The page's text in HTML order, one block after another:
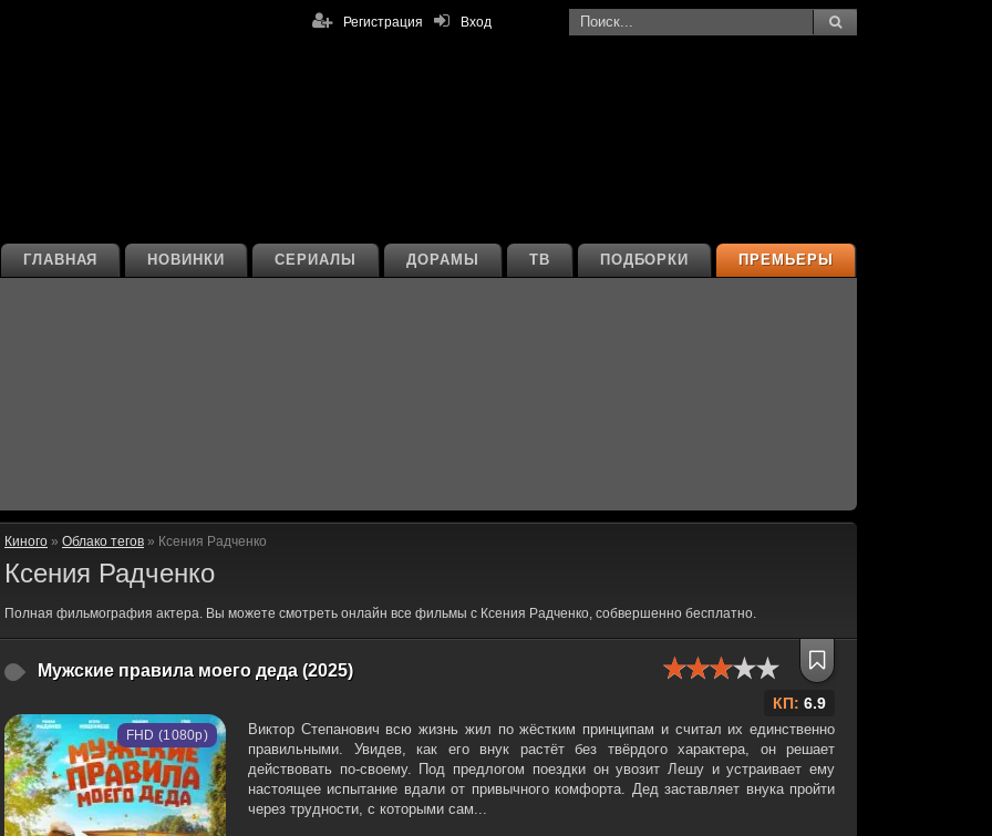
Вход
Регистрация
ПРЕМЬЕРЫ
ПОДБОРКИ
ТВ
ДОРАМЫ
СЕРИАЛЫ
НОВИНКИ
ГЛАВНАЯ
Киного » Облако тегов » Ксения Радченко
Ксения Радченко
Полная фильмография актера. Вы можете смотреть онлайн все фильмы с Ксения Радченко, собвершенно бесплатно.
Мужские правила моего деда (2025)
КП: 6.9
FHD (1080p)
Виктор Степанович всю жизнь жил по жёстким принципам и считал их единственно
правильными. Увидев, как его внук растёт без твёрдого характера, он решает
действовать по-своему. Под предлогом поездки он увозит Лешу и устраивает ему
настоящее испытание вдали от привычного комфорта. Дед заставляет внука пройти
через трудности, с которыми сам...